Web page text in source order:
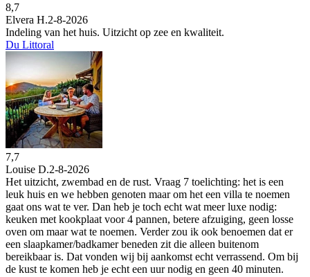
8,7
Elvera H.2-8-2026
Indeling van het huis. Uitzicht op zee en kwaliteit.
Du Littoral
7,7
Louise D.2-8-2026
Het uitzicht, zwembad en de rust. Vraag 7 toelichting: het is een
leuk huis en we hebben genoten maar om het een villa te noemen
gaat ons wat te ver. Dan heb je toch echt wat meer luxe nodig:
keuken met kookplaat voor 4 pannen, betere afzuiging, geen losse
oven om maar wat te noemen. Verder zou ik ook benoemen dat er
een slaapkamer/badkamer beneden zit die alleen buitenom
bereikbaar is. Dat vonden wij bij aankomst echt verrassend. Om bij
de kust te komen heb je echt een uur nodig en geen 40 minuten.